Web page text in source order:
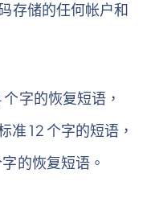
存储的任何帐户和
字的恢复短语，
12 个字的短语，
的恢复短语。